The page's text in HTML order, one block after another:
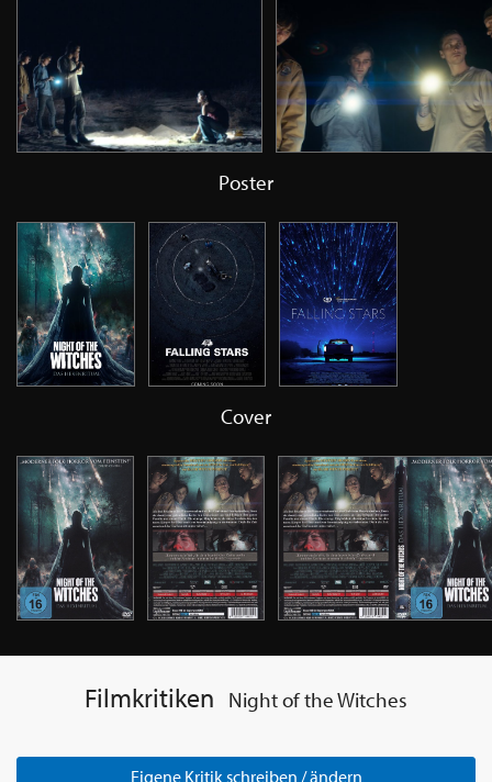
Poster
Cover
Filmkritiken Night of the Witches
Eigene Kritik schreiben / ändern